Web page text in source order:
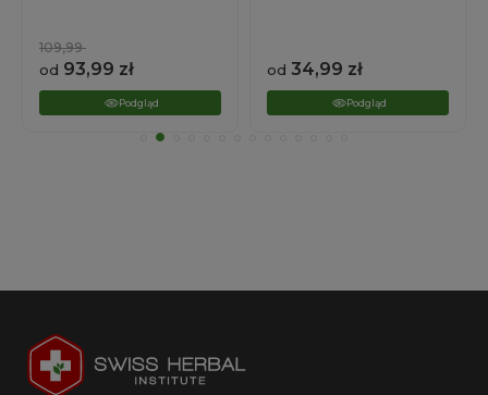
od 93,99 zł
109,99
Podgląd
od 34,99 zł
Podgląd